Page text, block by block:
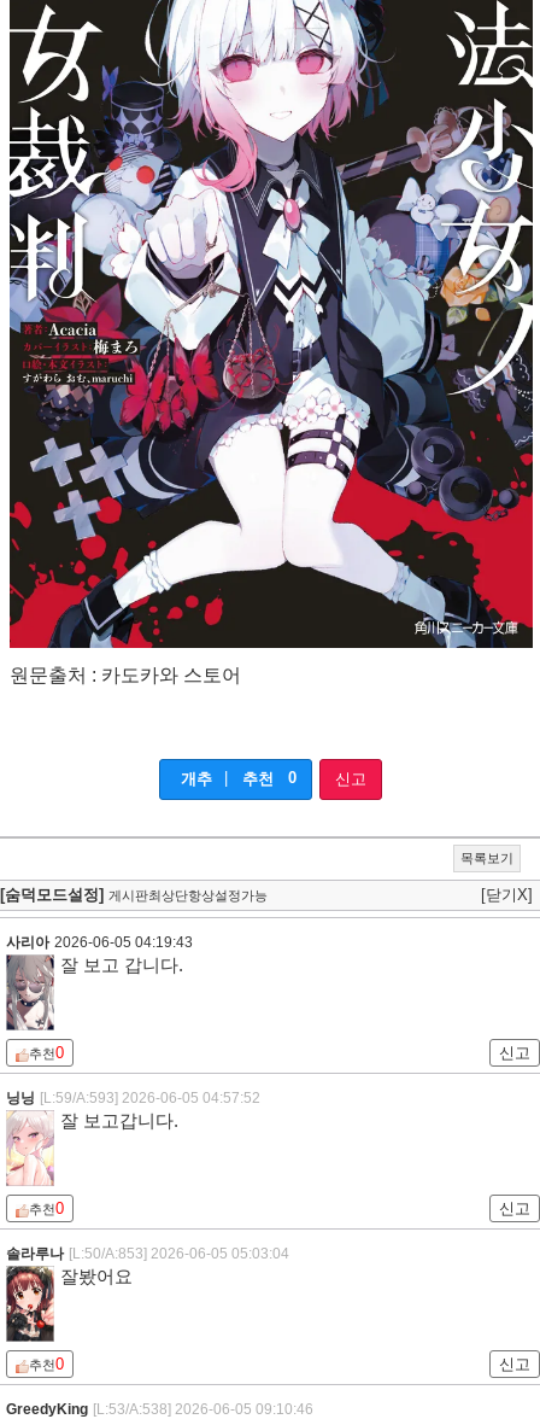
원문출처 : 카도카와 스토어
개추 추천 0 신고
목록보기
[숨덕모드설정] 게시판최상단항상설정가능 [닫기X]
사리아 2026-06-05 04:19:43
잘 보고 갑니다.
추천0 신고
닝닝 [L:59/A:593] 2026-06-05 04:57:52
잘 보고갑니다.
추천0 신고
솔라루나 [L:50/A:853] 2026-06-05 05:03:04
잘봤어요
추천0 신고
GreedyKing [L:53/A:538] 2026-06-05 09:10:46